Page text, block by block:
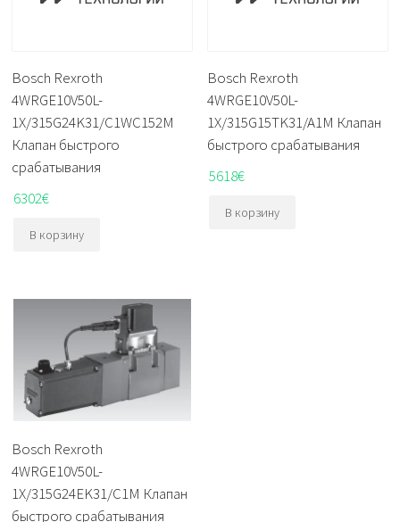
Bosch Rexroth
4WRGE10V50L-
1X/315G24K31/C1WC152M
Клапан быстрого
срабатывания
6302€
В корзину
Bosch Rexroth
4WRGE10V50L-
1X/315G15TK31/A1M Клапан
быстрого срабатывания
5618€
В корзину
Bosch Rexroth
4WRGE10V50L-
1X/315G24EK31/C1M Клапан
быстрого срабатывания